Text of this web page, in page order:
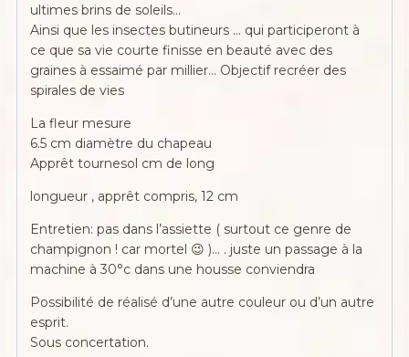
ultimes brins de soleils…
Ainsi que les insectes butineurs … qui participeront à
ce que sa vie courte finisse en beauté avec des
graines à essaimé par millier… Objectif recréer des
spirales de vies
La fleur mesure
6.5 cm diamètre du chapeau
Apprêt tournesol cm de long
longueur , apprêt compris, 12 cm
Entretien: pas dans l’assiette ( surtout ce genre de
champignon ! car mortel 😉 )… . juste un passage à la
machine à 30°c dans une housse conviendra
Possibilité de réalisé d’une autre couleur ou d’un autre
esprit.
Sous concertation.